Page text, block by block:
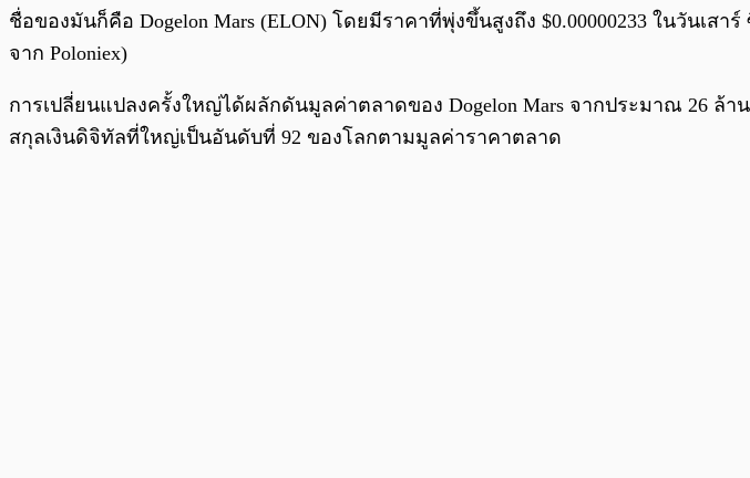
ชื่อของมันก็คือ Dogelon Mars (ELON) โดยมีราคาที่พุ่งขึ้นสูงถึง $0.00000233 ในวันเ
จาก Poloniex)
การเปลี่ยนแปลงครั้งใหญ่ได้ผลักดันมูลค่าตลาดของ Dogelon Mars จากประมาณ 26 ล้
สกุลเงินดิจิทัลที่ใหญ่เป็นอันดับที่ 92 ของโลกตามมูลค่าราคาตลาด